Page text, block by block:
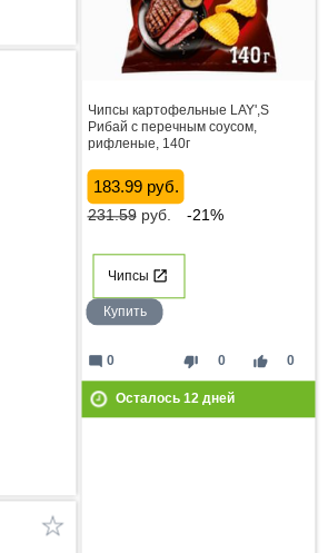
Чипсы картофельные LAY',S
Рибай с перечным соусом,
рифленые, 140г
183.99 руб.
231.59руб. -21%
Чипсы
Купить
thumb_down 0 thumb_up 0
mode_comment 0
Осталось 12дней